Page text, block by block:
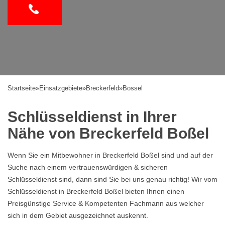
Startseite»Einsatzgebiete»Breckerfeld»Bossel
Schlüsseldienst in Ihrer
Nähe von Breckerfeld Boßel
Wenn Sie ein Mitbewohner in Breckerfeld Boßel sind und auf der
Suche nach einem vertrauenswürdigen & sicheren
Schlüsseldienst sind, dann sind Sie bei uns genau richtig! Wir vom
Schlüsseldienst in Breckerfeld Boßel bieten Ihnen einen
Preisgünstige Service & Kompetenten Fachmann aus welcher
sich in dem Gebiet ausgezeichnet auskennt.